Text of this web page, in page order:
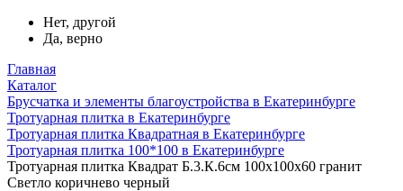
Нет, другой
Да, верно
Главная
Каталог
Брусчатка и элементы благоустройства в Екатеринбурге
Тротуарная плитка в Екатеринбурге
Тротуарная плитка Квадратная в Екатеринбурге
Тротуарная плитка 100*100 в Екатеринбурге
Тротуарная плитка Квадрат Б.3.К.6см 100х100х60 гранит
Светло коричнево черный